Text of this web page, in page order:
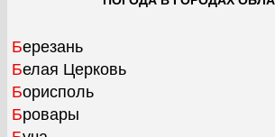
Березань
Белая Церковь
Борисполь
Бровары